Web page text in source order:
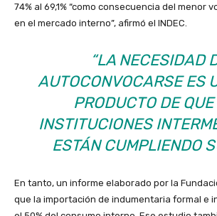
74% al 69,1% “como consecuencia del menor
en el mercado interno”, afirmó el INDEC.
“LA NECESIDAD
AUTOCONVOCARSE ES
PRODUCTO DE
INSTITUCIONES
ESTÁN CUMPLIENDO
En tanto, un informe elaborado por la
que la importación de indumentaria formal e